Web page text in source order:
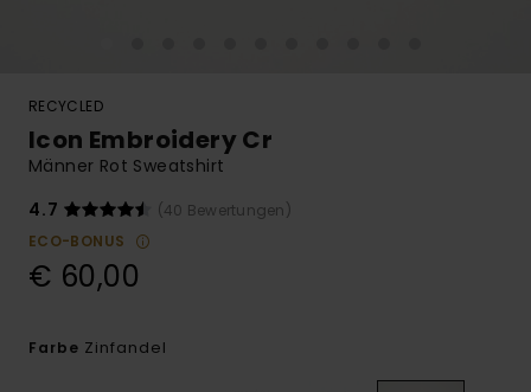
RECYCLED
Icon Embroidery Cr
Männer Rot Sweatshirt
4.7
(40 Bewertungen)
ECO-BONUS
€ 60,00
Farbe Zinfandel